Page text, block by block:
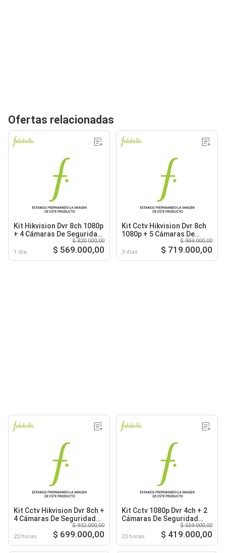
Ofertas relacionadas
Kit Hikvision Dvr 8ch 1080p
+ 4 Cámaras De Seguridad
Cctv + Disco 500gb
1 día
$ 820.000,00
$ 569.000,00
Kit Cctv Hikvision Dvr 8ch
1080p + 5 Cámaras De
Seguridad 2mp + Disco 1tb
3 días
$ 959.000,00
$ 719.000,00
Kit Cctv Hikvision Dvr 8ch +
4 Cámaras De Seguridad
Con Audio +disco 500g
23 horas
$ 932.000,00
$ 699.000,00
Kit Cctv 1080p Dvr 4ch + 2
Cámaras De Seguridad
2mp + Disco 500gb
23 horas
$ 559.000,00
$ 419.000,00